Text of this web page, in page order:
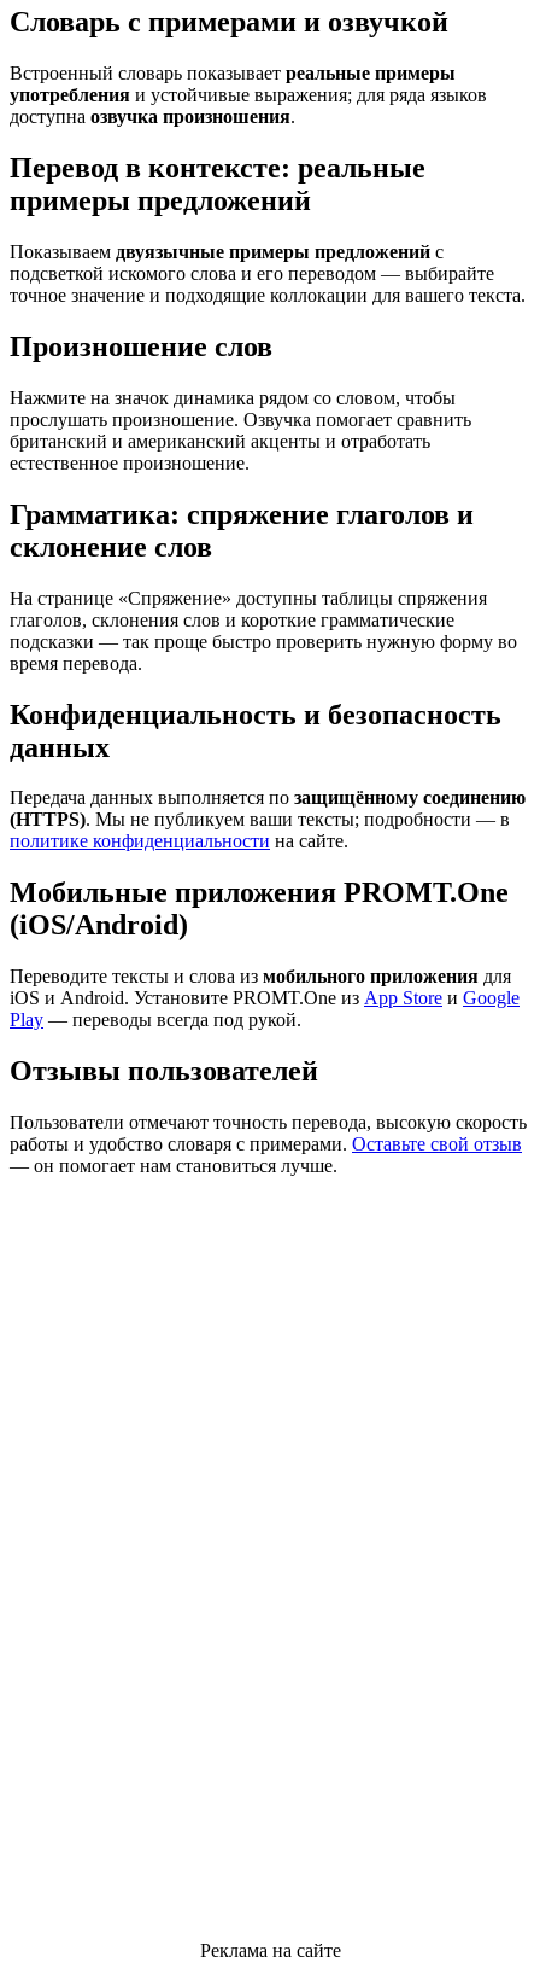
Словарь с примерами и озвучкой
Встроенный словарь показывает реальные примеры
употребления и устойчивые выражения; для ряда языков
доступна озвучка произношения.
Перевод в контексте: реальные
примеры предложений
Показываем двуязычные примеры предложений с
подсветкой искомого слова и его переводом — выбирайте
точное значение и подходящие коллокации для вашего текста.
Произношение слов
Нажмите на значок динамика рядом со словом, чтобы
прослушать произношение. Озвучка помогает сравнить
британский и американский акценты и отработать
естественное произношение.
Грамматика: спряжение глаголов и
склонение слов
На странице «Спряжение» доступны таблицы спряжения
глаголов, склонения слов и короткие грамматические
подсказки — так проще быстро проверить нужную форму во
время перевода.
Конфиденциальность и безопасность
данных
Передача данных выполняется по защищённому соединению
(HTTPS). Мы не публикуем ваши тексты; подробности — в
политике конфиденциальности на сайте.
Мобильные приложения PROMT.One
(iOS/Android)
Переводите тексты и слова из мобильного приложения для
iOS и Android. Установите PROMT.One из App Store и Google
Play — переводы всегда под рукой.
Отзывы пользователей
Пользователи отмечают точность перевода, высокую скорость
работы и удобство словаря с примерами. Оставьте свой отзыв
— он помогает нам становиться лучше.
Реклама на сайте